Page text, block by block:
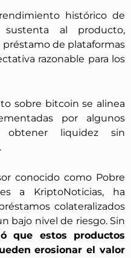
histórico de
sustenta al producto,
de plataformas
razonable para los
sobre bitcoin se alinea
por algunos
obtener liquidez sin
conocido como Pobre
a KriptoNoticias, ha
colateralizados
bajo nivel de riesgo. Sin
que estos productos
erosionar el valor